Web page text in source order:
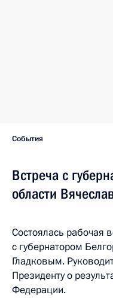
События
Встреча с
области
Состоялась рабочая
с губернатором
Гладковым.
Президенту о
Федерации.